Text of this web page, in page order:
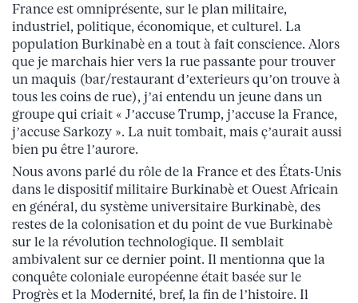
France est omniprésente, sur le plan militaire,
industriel, politique, économique, et culturel. La
population Burkinabè en a tout à fait conscience. Alors
que je marchais hier vers la rue passante pour trouver
un maquis (bar/restaurant d’exterieurs qu’on trouve à
tous les coins de rue), j’ai entendu un jeune dans un
groupe qui criait « J’accuse Trump, j’accuse la France,
j’accuse Sarkozy ». La nuit tombait, mais ç’aurait aussi
bien pu être l’aurore.
Nous avons parlé du rôle de la France et des États-Unis
dans le dispositif militaire Burkinabè et Ouest Africain
en général, du système universitaire Burkinabè, des
restes de la colonisation et du point de vue Burkinabè
sur le la révolution technologique. Il semblait
ambivalent sur ce dernier point. Il mentionna que la
conquête coloniale européenne était basée sur le
Progrès et la Modernité, bref, la fin de l’histoire. Il